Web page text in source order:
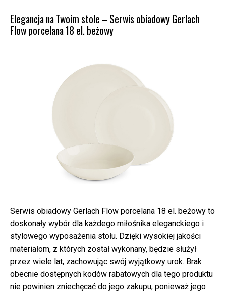
Elegancja na Twoim stole – Serwis obiadowy Gerlach
Flow porcelana 18 el. beżowy
Serwis obiadowy Gerlach Flow porcelana 18 el. beżowy to
doskonały wybór dla każdego miłośnika eleganckiego i
stylowego wyposażenia stołu. Dzięki wysokiej jakości
materiałom, z których został wykonany, będzie służył
przez wiele lat, zachowując swój wyjątkowy urok. Brak
obecnie dostępnych kodów rabatowych dla tego produktu
nie powinien zniechęcać do jego zakupu, ponieważ jego